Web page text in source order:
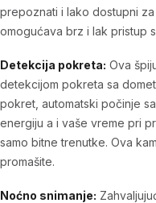
prepoznati i lako dostupni
omogućava brz i lak pristup
Detekcija pokreta: Ova
detekcijom pokreta sa
pokret, automatski počinje
energiju a i vaše vreme pri
samo bitne trenutke. Ova
promašite.
Noćno snimanje: